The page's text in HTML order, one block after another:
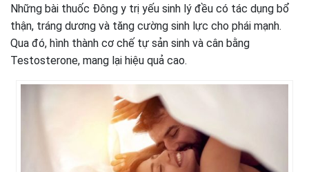
Những bài thuốc Đông y trị yếu sinh lý đều có tác dụng bổ
thận, tráng dương và tăng cường sinh lực cho phái mạnh.
Qua đó, hình thành cơ chế tự sản sinh và cân bằng
Testosterone, mang lại hiệu quả cao.